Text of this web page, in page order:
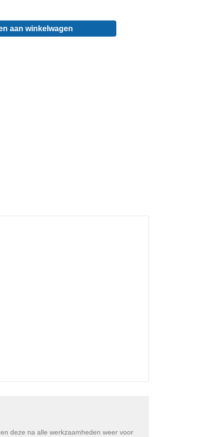
aan winkelwagen
deze na alle werkzaamheden weer voor